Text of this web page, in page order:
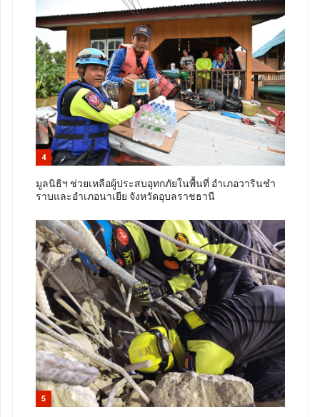
4
มูลนิธิฯ ช่วยเหลือผู้ประสบอุทกภัยในพื้นที่ อำเภอวารินชํา
ราบและอำเภอนาเยีย จังหวัดอุบลราชธานี
5